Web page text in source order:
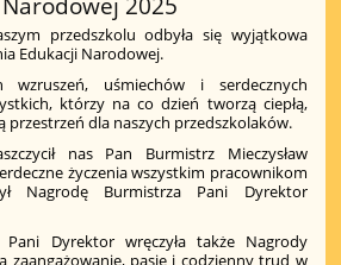
przedszkolu odbyła się wyjątkowa
Edukacji Narodowej.
wzruszeń, uśmiechów i serdecznych
którzy na co dzień tworzą ciepłą,
przestrzeń dla naszych przedszkolaków.
nas Pan Burmistrz Mieczysław
życzenia wszystkim pracownikom
Nagrodę Burmistrza Pani Dyrektor
Pani Dyrektor wręczyła także Nagrody
zaangażowanie, pasję i codzienny trud w